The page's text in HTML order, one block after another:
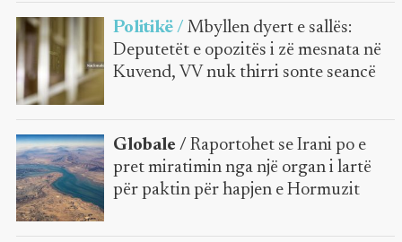
Politikë / Mbyllen dyert e sallës:
Deputetët e opozitës i zë mesnata në
Kuvend, VV nuk thirri sonte seancë
Globale / Raportohet se Irani po e
pret miratimin nga një organ i lartë
për paktin për hapjen e Hormuzit